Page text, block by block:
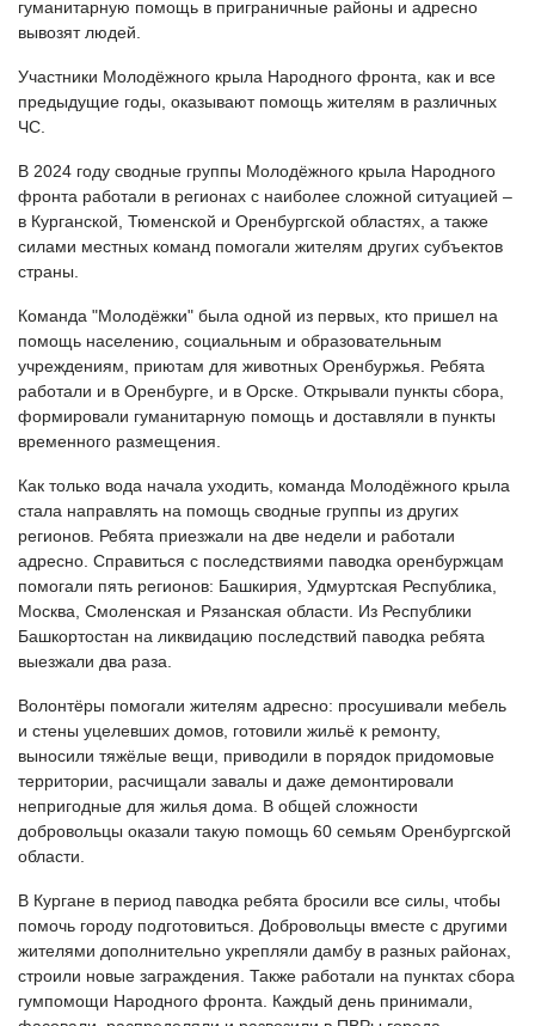
гуманитарную помощь в приграничные районы и адресно
вывозят людей.
Участники Молодёжного крыла Народного фронта, как и все
предыдущие годы, оказывают помощь жителям в различных
ЧС.
В 2024 году сводные группы Молодёжного крыла Народного
фронта работали в регионах с наиболее сложной ситуацией –
в Курганской, Тюменской и Оренбургской областях, а также
силами местных команд помогали жителям других субъектов
страны.
Команда "Молодёжки" была одной из первых, кто пришел на
помощь населению, социальным и образовательным
учреждениям, приютам для животных Оренбуржья. Ребята
работали и в Оренбурге, и в Орске. Открывали пункты сбора,
формировали гуманитарную помощь и доставляли в пункты
временного размещения.
Как только вода начала уходить, команда Молодёжного крыла
стала направлять на помощь сводные группы из других
регионов. Ребята приезжали на две недели и работали
адресно. Справиться с последствиями паводка оренбуржцам
помогали пять регионов: Башкирия, Удмуртская Республика,
Москва, Смоленская и Рязанская области. Из Республики
Башкортостан на ликвидацию последствий паводка ребята
выезжали два раза.
Волонтёры помогали жителям адресно: просушивали мебель
и стены уцелевших домов, готовили жильё к ремонту,
выносили тяжёлые вещи, приводили в порядок придомовые
территории, расчищали завалы и даже демонтировали
непригодные для жилья дома.
В общей сложности
добровольцы оказали такую помощь 60 семьям Оренбургской
области.
В Кургане в период паводка ребята бросили все силы, чтобы
помочь городу подготовиться. Добровольцы вместе с другими
жителями дополнительно укрепляли дамбу в разных районах,
строили новые заграждения. Также работали на пунктах сбора
гумпомощи Народного фронта. Каждый день принимали,